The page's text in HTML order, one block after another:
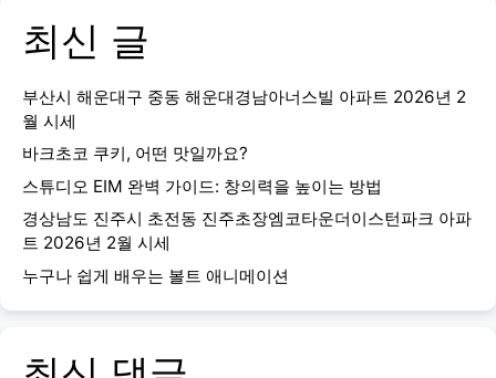
최신 글
부산시 해운대구 중동 해운대경남아너스빌 아파트 2026년 2
월 시세
바크초코 쿠키, 어떤 맛일까요?
스튜디오 EIM 완벽 가이드: 창의력을 높이는 방법
경상남도 진주시 초전동 진주초장엠코타운더이스턴파크 아파
트 2026년 2월 시세
누구나 쉽게 배우는 볼트 애니메이션